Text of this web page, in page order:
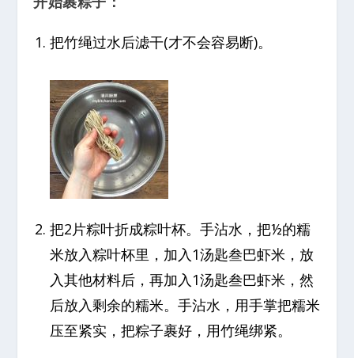
把竹绳过水后滤干(才不会容易断)。
把2片粽叶折成粽叶杯。手沾水，把½的糯
米放入粽叶杯里，加入1汤匙叁巴虾米，放
入其他材料后，再加入1汤匙叁巴虾米，然
后放入剩余的糯米。手沾水，用手掌把糯米
压至紧实，把粽子裹好，用竹绳绑紧。